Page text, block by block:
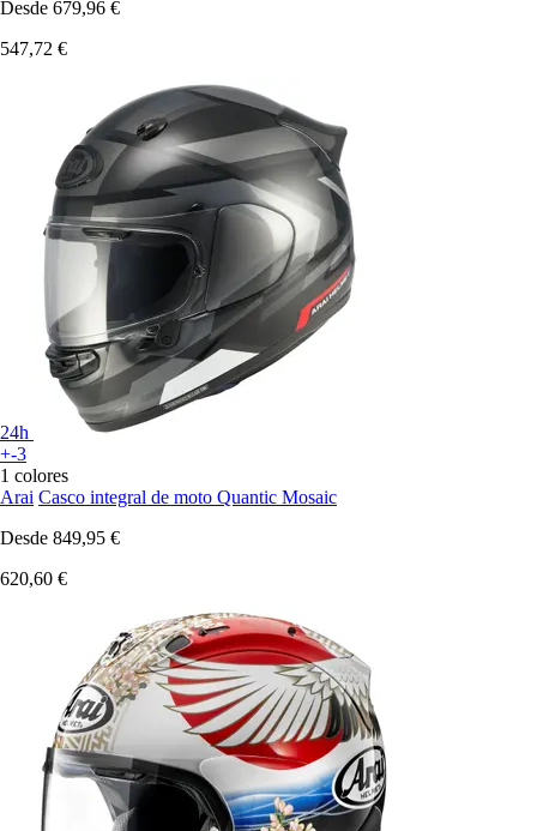
Desde 679,96 €
547,72 €
24h
+-3
1 colores
Arai Casco integral de moto Quantic Mosaic
Desde 849,95 €
620,60 €